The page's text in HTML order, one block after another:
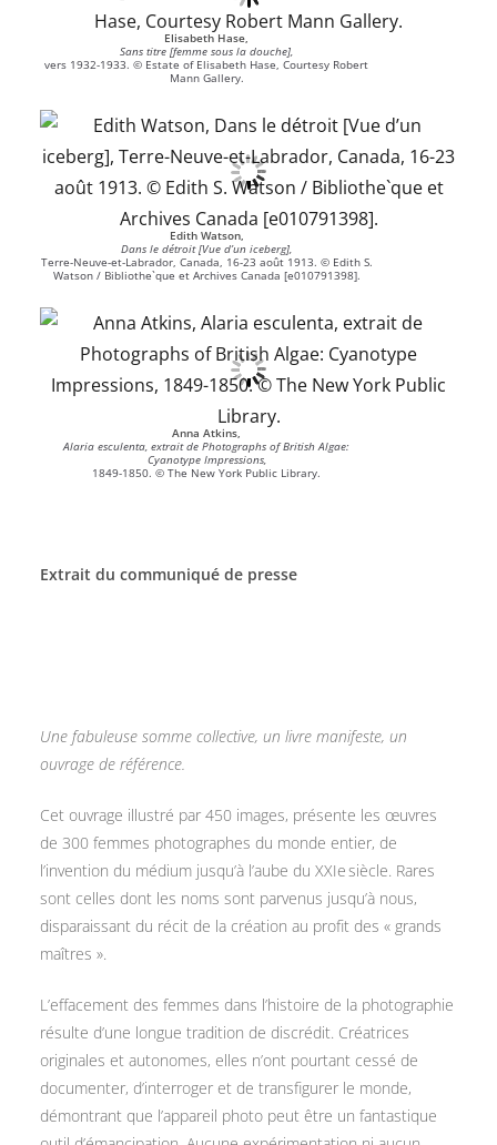
Elisabeth Hase,
Sans titre [femme sous la douche],
vers 1932-1933. © Estate of Elisabeth Hase, Courtesy Robert
Mann Gallery.
Edith Watson,
Dans le détroit [Vue d’un iceberg],
Terre-Neuve-et-Labrador, Canada, 16-23 août 1913. © Edith S.
Watson / Bibliothe`que et Archives Canada [e010791398].
Anna Atkins,
Alaria esculenta, extrait de Photographs of British Algae:
Cyanotype Impressions,
1849-1850. © The New York Public Library.
Extrait du communiqué de presse
Une fabuleuse somme collective, un livre manifeste, un
ouvrage de référence.
Cet ouvrage illustré par 450 images, présente les œuvres
de 300 femmes photographes du monde entier, de
l’invention du médium jusqu’à l’aube du XXIe siècle. Rares
sont celles dont les noms sont parvenus jusqu’à nous,
disparaissant du récit de la création au profit des « grands
maîtres ».
L’effacement des femmes dans l’histoire de la photographie
résulte d’une longue tradition de discrédit. Créatrices
originales et autonomes, elles n’ont pourtant cessé de
documenter, d’interroger et de transfigurer le monde,
démontrant que l’appareil photo peut être un fantastique